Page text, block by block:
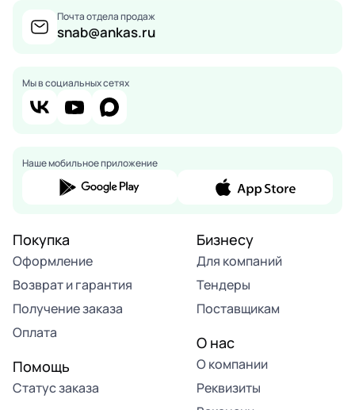
Почта отдела продаж
snab@ankas.ru
Мы в социальных сетях
Наше мобильное приложение
Покупка
Оформление
Возврат и гарантия
Получение заказа
Оплата
Помощь
Статус заказа
Бизнесу
Для компаний
Тендеры
Поставщикам
О нас
О компании
Реквизиты